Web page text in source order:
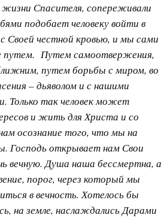
Спасителя, сопереживали
подобает человеку войти в
Своей честной кровью, и мы сами
Путем самоотвержения,
путем борьбы с миром, во
– дьяволом и с нашими
так человек может
и жить для Христа и со
осознание того, что мы на
Господь открывает нам Свои
вечную. Душа наша бессмертна, а
порог, через который мы
в вечность. Хотелось бы
на земле, наслаждались Дарами